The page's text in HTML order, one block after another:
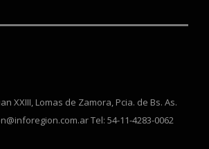
XXIII, Lomas de Zamora, Pcia. de Bs. As.
Tel: 54-11-4283-0062